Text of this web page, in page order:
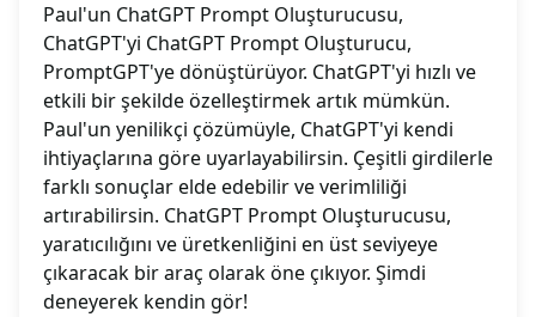
Paul'un ChatGPT Prompt Oluşturucusu,
ChatGPT'yi ChatGPT Prompt Oluşturucu,
PromptGPT'ye dönüştürüyor. ChatGPT'yi hızlı ve
etkili bir şekilde özelleştirmek artık mümkün.
Paul'un yenilikçi çözümüyle, ChatGPT'yi kendi
ihtiyaçlarına göre uyarlayabilirsin. Çeşitli girdilerle
farklı sonuçlar elde edebilir ve verimliliği
artırabilirsin. ChatGPT Prompt Oluşturucusu,
yaratıcılığını ve üretkenliğini en üst seviyeye
çıkaracak bir araç olarak öne çıkıyor. Şimdi
deneyerek kendin gör!